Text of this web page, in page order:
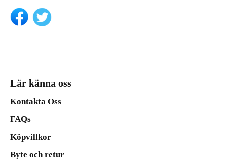
Lär känna oss
Kontakta Oss
FAQs
Köpvillkor
Byte och retur